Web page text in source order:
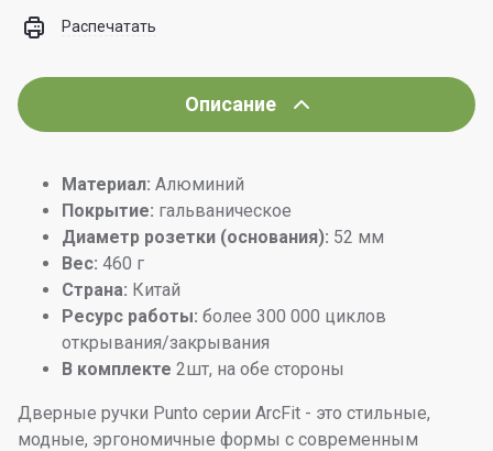
Распечатать
Описание
Материал: Алюминий
Покрытие: гальваническое
Диаметр розетки (основания): 52 мм
Вес: 460 г
Страна: Китай
Ресурс работы: более 300 000 циклов
открывания/закрывания
В комплекте 2шт, на обе стороны
Дверные ручки Punto серии ArcFit - это стильные,
модные, эргономичные формы c современным